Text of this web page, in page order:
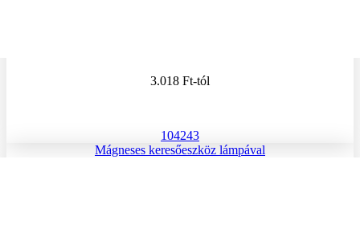
3.018 Ft-tól
104243
Mágneses keresőeszköz lámpával